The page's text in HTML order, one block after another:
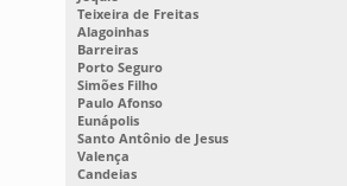
Teixeira de Freitas
Alagoinhas
Barreiras
Porto Seguro
Simões Filho
Paulo Afonso
Eunápolis
Santo Antônio de Jesus
Valença
Candeias